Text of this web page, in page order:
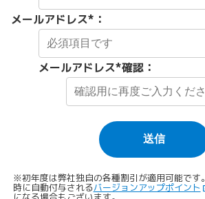
メールアドレス* ：
メールアドレス*確認 ：
※初年度は弊社独自の各種割引が適用可能です。
時に自動付与されるバージョンアップポイント